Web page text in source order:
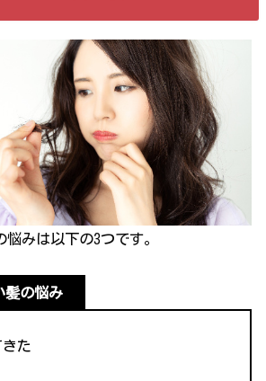
みは以下の3つです。
髪の悩み
た